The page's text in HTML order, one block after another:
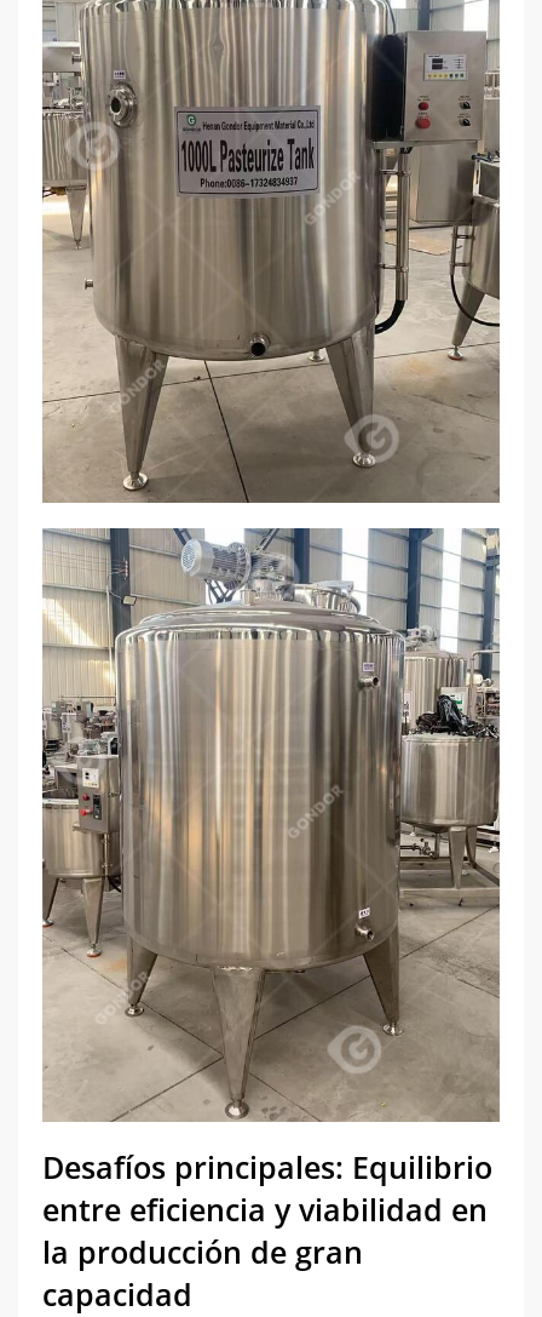
Desafíos principales: Equilibrio
entre eficiencia y viabilidad en
la producción de gran
capacidad